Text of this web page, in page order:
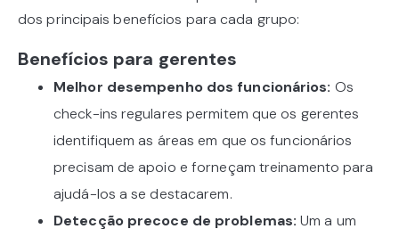
dos principais benefícios para cada grupo:
Benefícios para gerentes
Melhor desempenho dos funcionários: Os
check-ins regulares permitem que os gerentes
identifiquem as áreas em que os funcionários
precisam de apoio e forneçam treinamento para
ajudá-los a se destacarem.
Detecção precoce de problemas: Um a um